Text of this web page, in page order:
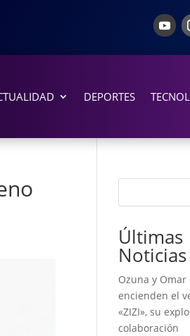
DEPORTES
Últimas
Noticias
Ozuna y Omar
encienden el
«ZIZI», su
colaboración